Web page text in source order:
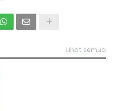
Lihat semua